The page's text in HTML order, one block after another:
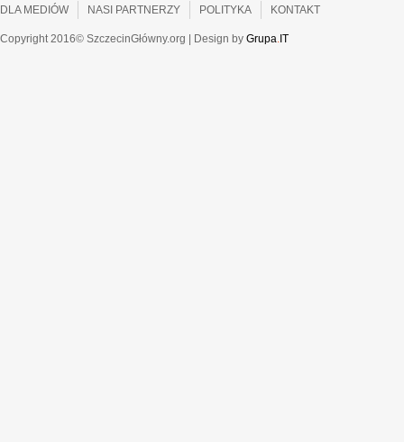
DLA MEDIÓW NASI PARTNERZY POLITYKA KONTAKT
Copyright 2016© SzczecinGłówny.org | Design by Grupa. IT